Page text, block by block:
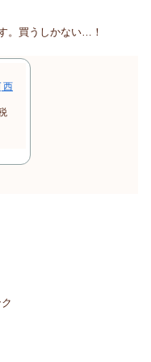
。買うしかない…！
西